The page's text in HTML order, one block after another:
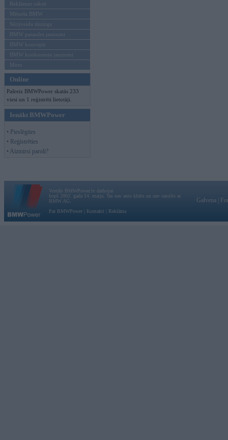
Reklāmas raksti
Mēneša BMW
Sērijveida tūnings
BMW pasaules jaunumi
BMW koncepti
BMW konkurentu jaunumi
Moto
Online
Pašreiz BMWPower skatās 233
viesi un 1 reģistrēti lietotāji.
Ienākt BMWPower
• Pieslēgties
• Reģistrēties
• Aizmirsi paroli?
Vortāls BMWPower.lv darbojas
kopš 2002. gada 14. maija. Tas nav auto klubs un nav saistīts ar
BMW AG.
Par BMWPower
Kontakti Reklāma
Galvena